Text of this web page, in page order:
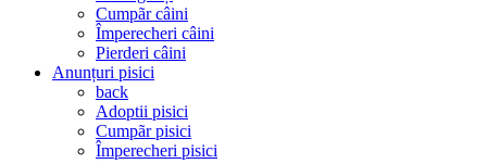
Cumpãr câini
Împerecheri câini
Pierderi câini
Anunțuri pisici
back
Adoptii pisici
Cumpãr pisici
Împerecheri pisici